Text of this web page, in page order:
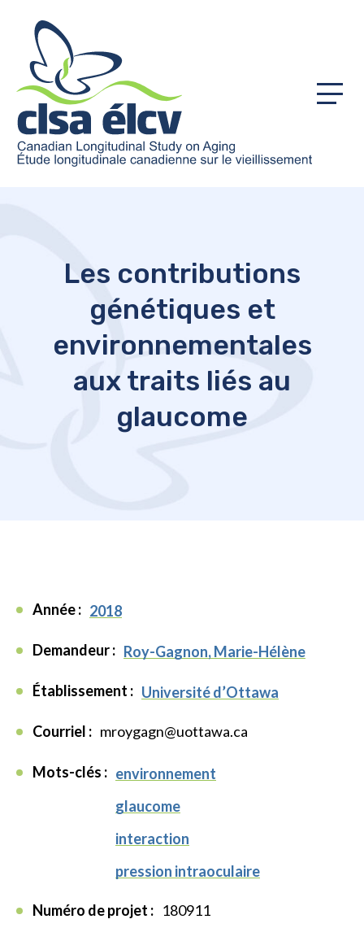
Menu
Les contributions
génétiques et
environnementales
aux traits liés au
glaucome
Année : 2018
Demandeur : Roy-Gagnon, Marie-Hélène
Établissement : Université d’Ottawa
Courriel : mroygagn@uottawa.ca
Mots-clés : environnement
glaucome
interaction
pression intraoculaire
Numéro de projet : 180911